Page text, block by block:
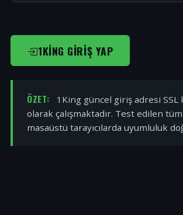
1KING GIRIŞ YAP
ÖZET:
1King güncel giriş adresi SSL
olarak çalışmaktadır. Test edilen
masaüstü tarayıcılarda uyumluluk